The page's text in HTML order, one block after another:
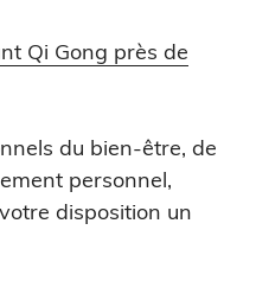
Qi Gong près de
du bien-être, de
personnel,
disposition un